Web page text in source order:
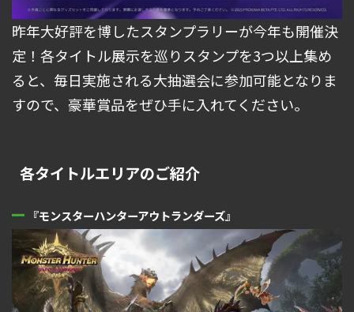
昨年大好評を博したスタンプラリーが今年も開催決
定！各タイトル展示を巡りスタンプを3つ以上集め
ると、毎日実施される大抽選会に参加可能となりま
すので、豪華賞品をぜひ手に入れてください。
各タイトルエリアのご紹介
『モンスターハンターアウトランダーズ』